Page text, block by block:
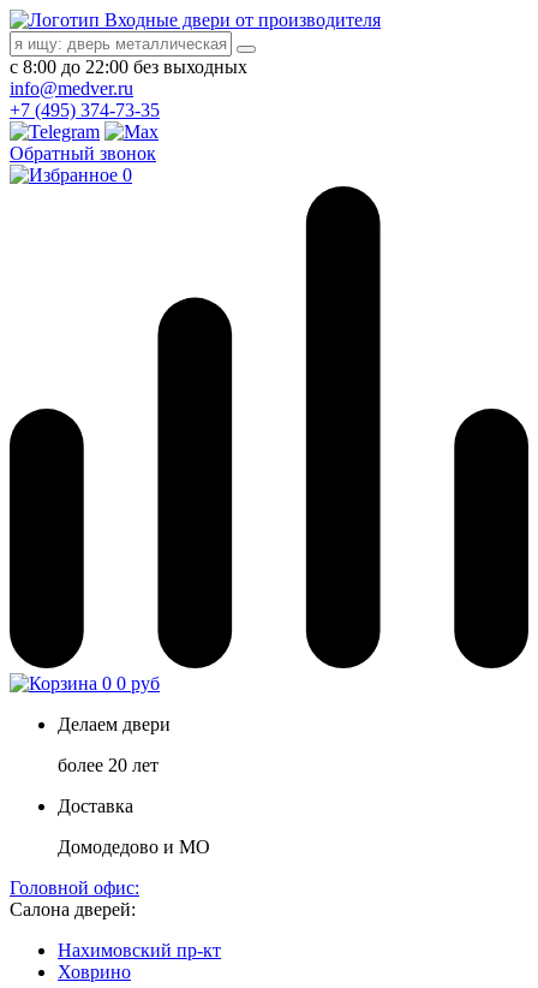
Входные двери от производителя
с 8:00 до 22:00 без выходных
info@medver.ru
+7 (495) 374-73-35
Обратный звонок
0
0 0 руб
Делаем двери
более 20 лет
Доставка
Домодедово и МО
Головной офис:
Салона дверей:
Нахимовский пр-кт
Ховрино